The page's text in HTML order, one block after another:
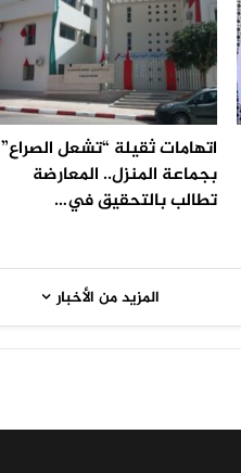
اتهامات ثقيلة “تشعل الصراع”
بجماعة المنزل.. المعارضة
تطالب بالتحقيق في…
المزيد من الأخبار